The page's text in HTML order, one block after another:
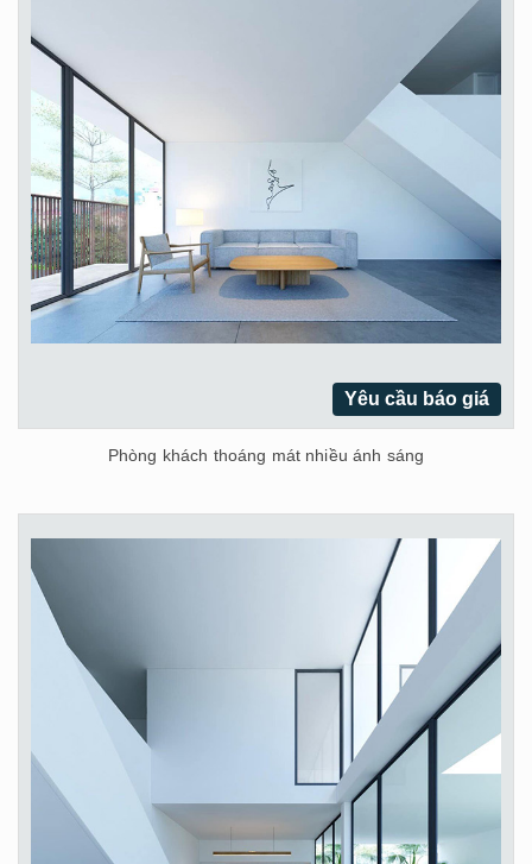
Yêu cầu báo giá
Phòng khách thoáng mát nhiều ánh sáng